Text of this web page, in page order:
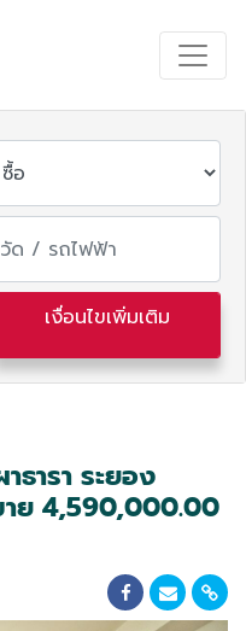
เงื่อนไขเพิ่มเติม
ารา ระยอง
ย 4,590,000.00